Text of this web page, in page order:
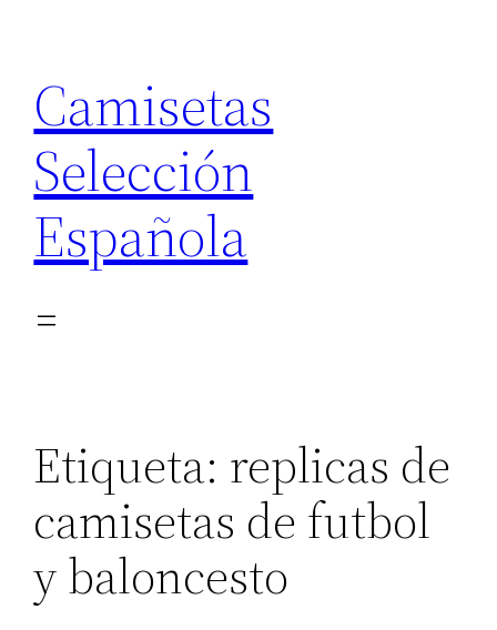
contenido
Camisetas
Selección
Española
Etiqueta: replicas de
camisetas de futbol
y baloncesto